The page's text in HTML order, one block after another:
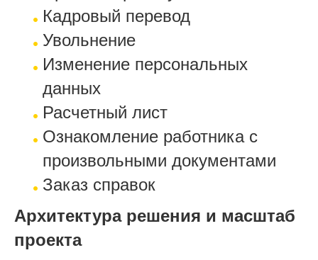
Кадровый перевод
Увольнение
Изменение персональных
данных
Расчетный лист
Ознакомление работника с
произвольными документами
Заказ справок
Архитектура решения и масштаб
проекта